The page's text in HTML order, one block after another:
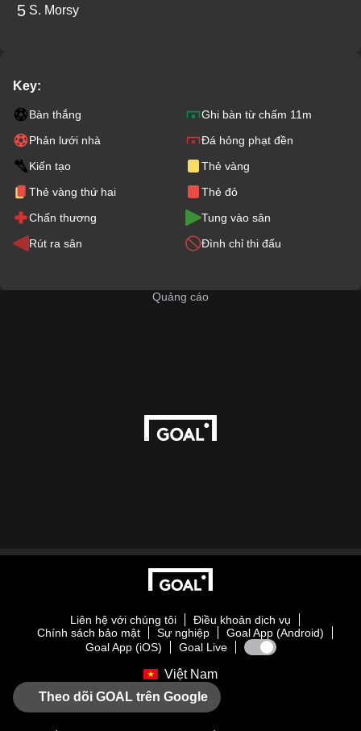
5 S. Morsy
Key:
Bàn thắng
Ghi bàn từ chấm 11m
Phản lưới nhà
Đá hỏng phạt đền
Kiến tạo
Thẻ vàng
Thẻ vàng thứ hai
Thẻ đỏ
Chấn thương
Tung vào sân
Rút ra sân
Đình chỉ thi đấu
Quảng cáo
Liên hệ với chúng tôi
Điều khoản dịch vụ
Chính sách bảo mật
Sự nghiệp
Goal App (Android)
Goal App (iOS)
Goal Live
Việt Nam
Theo dõi GOAL trên Google